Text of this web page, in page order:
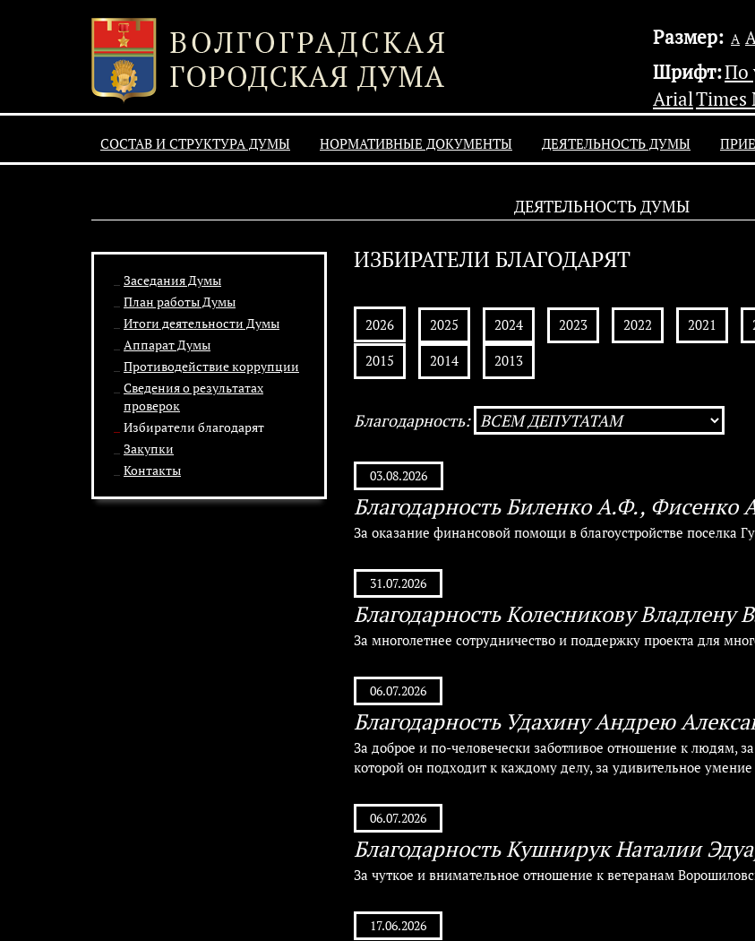
Размер: А
Шрифт:По
ArialTimes
СОСТАВ И СТРУКТУРА ДУМЫ НОРМАТИВНЫЕ ДОКУМЕНТЫ ДЕЯТЕЛЬНОСТЬ ДУМЫ
ДЕЯТЕЛЬНОСТЬ ДУМЫ
Заседания Думы
План работы Думы
Итоги деятельности Думы
Аппарат Думы
Противодействие коррупции
Сведения о результатах
проверок
Избиратели благодарят
Закупки
Контакты
ИЗБИРАТЕЛИ БЛАГОДАРЯТ
2026 2025 2024 2023 2022 2021
2015
2014 2013
Благодарность:
03.08.2026
Благодарность Биленко А.Ф., Фисенко
За оказание финансовой помощи в благоустройстве поселка
31.07.2026
Благодарность Колесникову Владлену
За многолетнее сотрудничество и поддержку проекта для
06.07.2026
Благодарность Удахину Андрею
За доброе и по-человечески заботливое отношение к людям,
которой он подходит к каждому делу, за удивительное
06.07.2026
Благодарность Кушнирук Наталии
За чуткое и внимательное отношение к ветеранам
17.06.2026